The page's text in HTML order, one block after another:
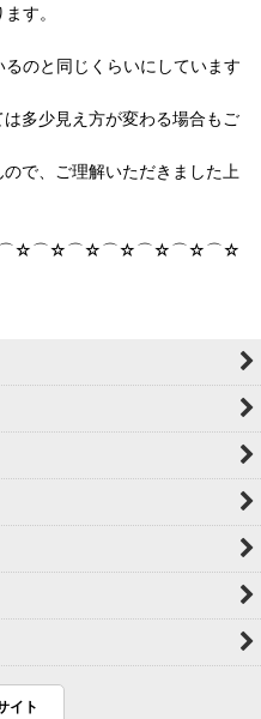
す。
のと同じくらいにしています
多少見え方が変わる場合もご
で、ご理解いただきました上
イト